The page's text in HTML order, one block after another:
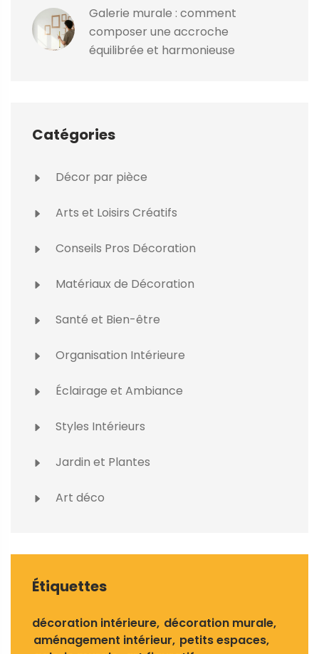
Galerie murale : comment
composer une accroche
équilibrée et harmonieuse
Catégories
Décor par pièce
Arts et Loisirs Créatifs
Conseils Pros Décoration
Matériaux de Décoration
Santé et Bien-être
Organisation Intérieure
Éclairage et Ambiance
Styles Intérieurs
Jardin et Plantes
Art déco
Étiquettes
décoration intérieure décoration murale
aménagement intérieur petits espaces